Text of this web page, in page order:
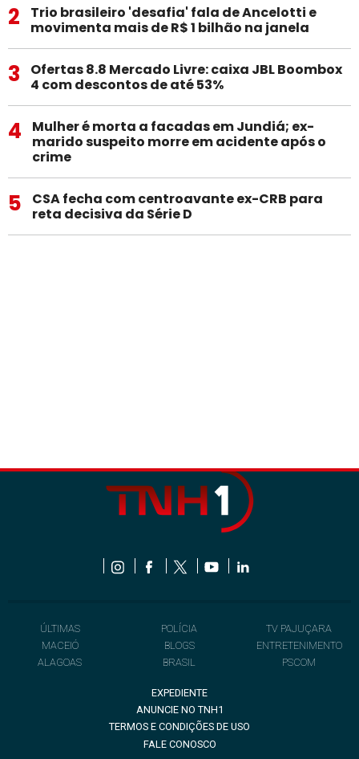
2
Trio brasileiro 'desafia' fala de Ancelotti e
movimenta mais de R$ 1 bilhão na janela
3
Ofertas 8.8 Mercado Livre: caixa JBL Boombox
4 com descontos de até 53%
4
Mulher é morta a facadas em Jundiá; ex-
marido suspeito morre em acidente após o
crime
5
CSA fecha com centroavante ex-CRB para
reta decisiva da Série D
ÚLTIMAS
MACEIÓ
ALAGOAS
POLÍCIA
BLOGS
BRASIL
TV PAJUÇARA
ENTRETENIMENTO
PSCOM
EXPEDIENTE
ANUNCIE NO TNH1
TERMOS E CONDIÇÕES DE USO
FALE CONOSCO